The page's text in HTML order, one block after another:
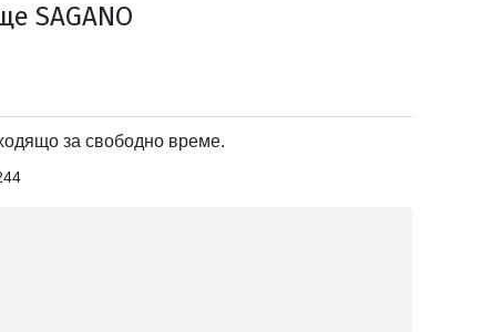
SAGANO
за свободно време.